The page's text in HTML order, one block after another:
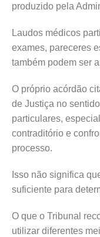
produzido pela
Laudos médicos
exames, pareceres
também podem ser
O próprio acórdão
de Justiça no
particulares,
contraditório e
processo.
Isso não significa
suficiente para
O que o Tribunal
utilizar diferentes